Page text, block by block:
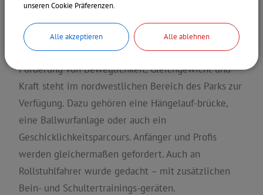
FITNESSPARCOURS
Hier kommen Fitnessfans voll auf ihre Kosten. Ein
generationenübergreifendes Angebot an Geräten zur
Förderung von Beweglichkeit, Gleichgewicht und
Kraft steht im nordwestlichen Bereich des Parks zur
Verfügung. Dazu gehören eine Hängelauf-brücke,
eine Ballwurfanlage oder auch ein
Geschicklichkeitsparcours. Anfänger und Profis
werden gleichermaßen gefordert. Auch an
Rollstuhlfahrer wurde gedacht – mit zusätzlichen
Bein- und Schultertrainings-geräten.
unseren Cookie Präferenzen.
Alle akzeptieren Alle ablehnen